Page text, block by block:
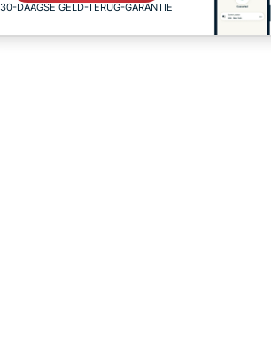
30-DAAGSE GELD-TERUG-GARANTIE